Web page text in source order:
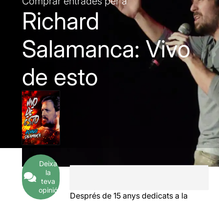
Richard
Salamanca: Vivo
de esto
Deixa
la
teva
opinió
Després de 15 anys dedicats a la